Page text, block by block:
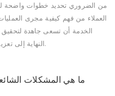
من الضروري تحديد خطوات واضحة
العملاء من فهم كيفية مجرى
الخدمة أن تسعى جاهدة لتحقيق
النهاية إلى تعزيز ولاء اللاعبين وزيادة الاستمرارية.
ما هي المشكلات